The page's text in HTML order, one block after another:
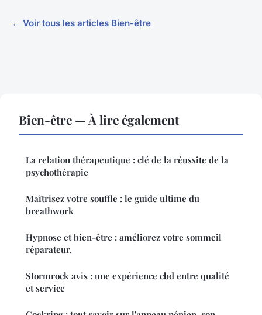
← Voir tous les articles Bien-être
Bien-être — À lire également
La relation thérapeutique : clé de la réussite de la
psychothérapie
Maîtrisez votre souffle : le guide ultime du
breathwork
Hypnose et bien-être : améliorez votre sommeil
réparateur.
Stormrock avis : une expérience cbd entre qualité
et service